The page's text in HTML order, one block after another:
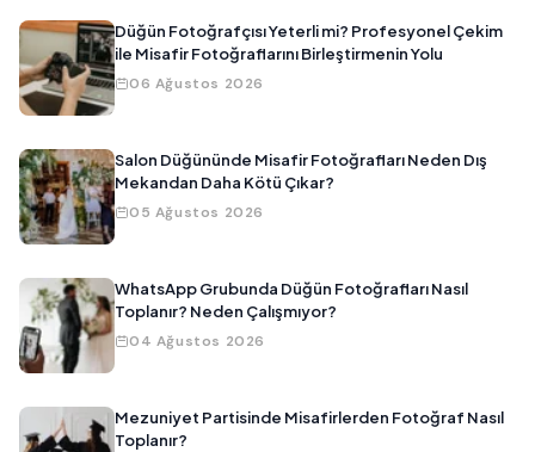
Düğün Fotoğrafçısı Yeterli mi? Profesyonel Çekim
ile Misafir Fotoğraflarını Birleştirmenin Yolu
06 Ağustos 2026
Salon Düğününde Misafir Fotoğrafları Neden Dış
Mekandan Daha Kötü Çıkar?
05 Ağustos 2026
WhatsApp Grubunda Düğün Fotoğrafları Nasıl
Toplanır? Neden Çalışmıyor?
04 Ağustos 2026
Mezuniyet Partisinde Misafirlerden Fotoğraf Nasıl
Toplanır?